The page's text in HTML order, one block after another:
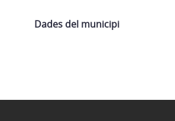
Dades del municipi